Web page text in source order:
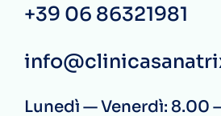
+39 06 86321981
Lunedì — Venerdì: 8.00